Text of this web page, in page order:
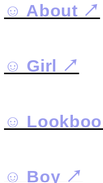
☺︎ About ↗︎
☺︎ Girl ↗︎
☺︎
☺︎ Boy ↗︎